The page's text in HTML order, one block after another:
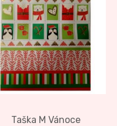
Taška M Vánoce